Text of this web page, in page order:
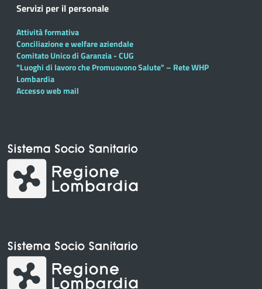
Servizi per il personale
Attività formativa
Conciliazione e welfare aziendale
Comitato Unico di Garanzia - CUG
"Luoghi di lavoro che Promuovono Salute" – Rete WHP
Lombardia
Accesso web mail